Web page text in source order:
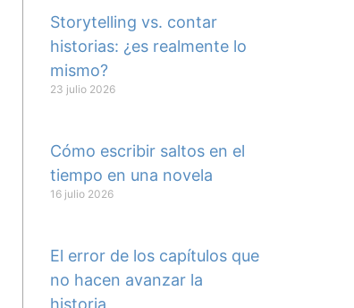
Storytelling vs. contar
historias: ¿es realmente lo
mismo?
23 julio 2026
Cómo escribir saltos en el
tiempo en una novela
16 julio 2026
El error de los capítulos que
no hacen avanzar la